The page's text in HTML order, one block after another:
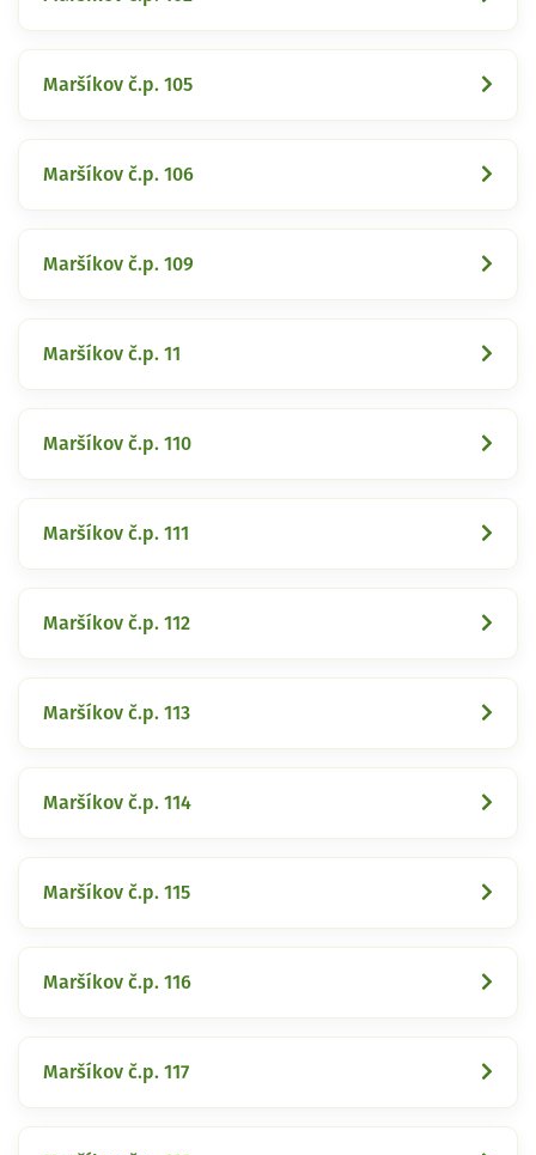
Maršíkov č.p. 105
Maršíkov č.p. 106
Maršíkov č.p. 109
Maršíkov č.p. 11
Maršíkov č.p. 110
Maršíkov č.p. 111
Maršíkov č.p. 112
Maršíkov č.p. 113
Maršíkov č.p. 114
Maršíkov č.p. 115
Maršíkov č.p. 116
Maršíkov č.p. 117